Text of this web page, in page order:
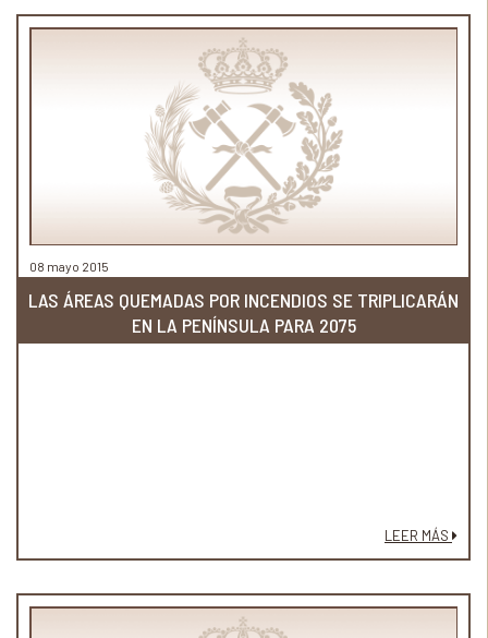
08 mayo 2015
LAS ÁREAS QUEMADAS POR INCENDIOS SE TRIPLICARÁN
EN LA PENÍNSULA PARA 2075
LEER MÁS